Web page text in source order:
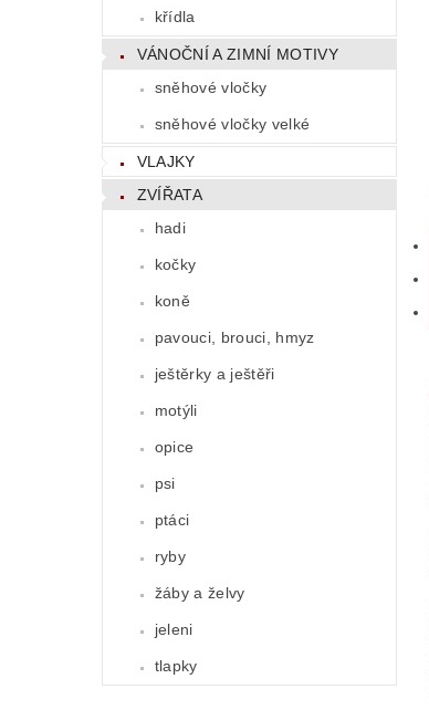
křídla
VÁNOČNÍ A ZIMNÍ MOTIVY
sněhové vločky
sněhové vločky velké
VLAJKY
ZVÍŘATA
hadi
kočky
koně
pavouci, brouci, hmyz
ještěrky a ještěři
motýli
opice
psi
ptáci
ryby
žáby a želvy
jeleni
tlapky